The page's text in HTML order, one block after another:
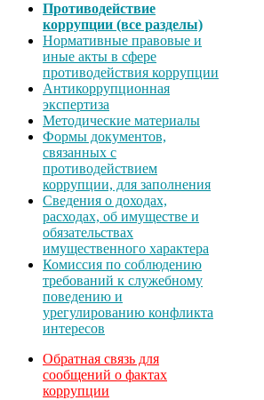
Противодействие
коррупции (все разделы)
Нормативные правовые и
иные акты в сфере
противодействия коррупции
Антикоррупционная
экспертиза
Методические материалы
Формы документов,
связанных с
противодействием
коррупции, для заполнения
Сведения о доходах,
расходах, об имуществе и
обязательствах
имущественного характера
Комиссия по соблюдению
требований к служебному
поведению и
урегулированию конфликта
интересов
Обратная связь для
сообщений о фактах
коррупции